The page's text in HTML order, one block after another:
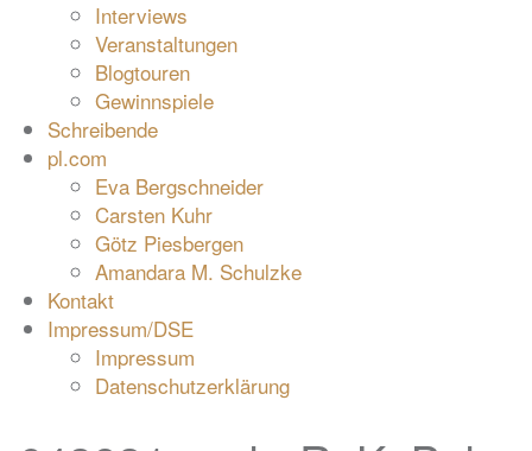
Interviews
Veranstaltungen
Blogtouren
Gewinnspiele
Schreibende
pl.com
Eva Bergschneider
Carsten Kuhr
Götz Piesbergen
Amandara M. Schulzke
Kontakt
Impressum/DSE
Impressum
Datenschutzerklärung